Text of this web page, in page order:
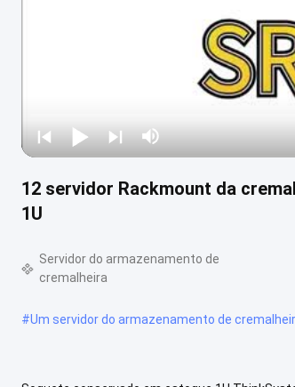
12 servidor Rackmount da
1U
Servidor do armazenamento de
cremalheira
#Um servidor do armazenamento de